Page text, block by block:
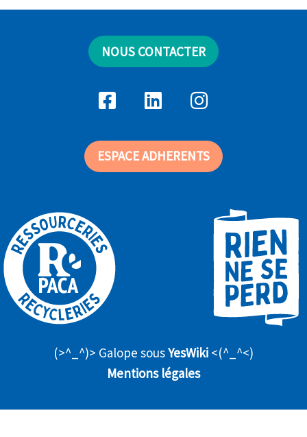
NOUS CONTACTER
ESPACE ADHERENTS
(>^_^)> Galope sousYesWiki <(^_^<)
Mentions légales